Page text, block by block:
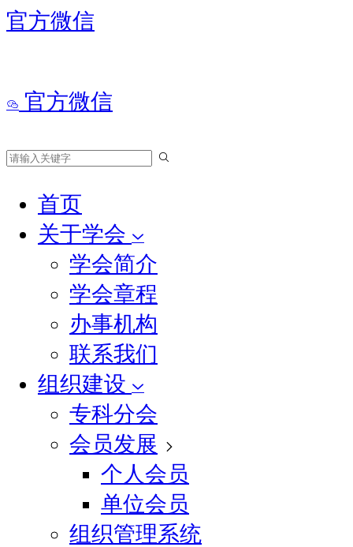
官方微信
官方微信
首页
关于学会
学会简介
学会章程
办事机构
联系我们
组织建设
专科分会
会员发展
个人会员
单位会员
组织管理系统